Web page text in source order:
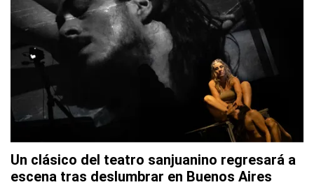
Un clásico del teatro sanjuanino regresará a
escena tras deslumbrar en Buenos Aires